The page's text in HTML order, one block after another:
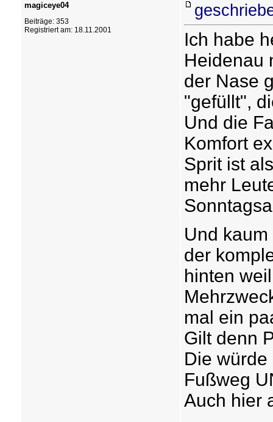
magiceye04
Beiträge: 353
Registriert am: 18.11.2001
Ich habe
Heidenau
der Nase
"gefüllt",
Und die
Komfort
Sprit ist
mehr
Und
der
hinten
mal ein
Gilt denn
Die
Fußweg
Auch hier